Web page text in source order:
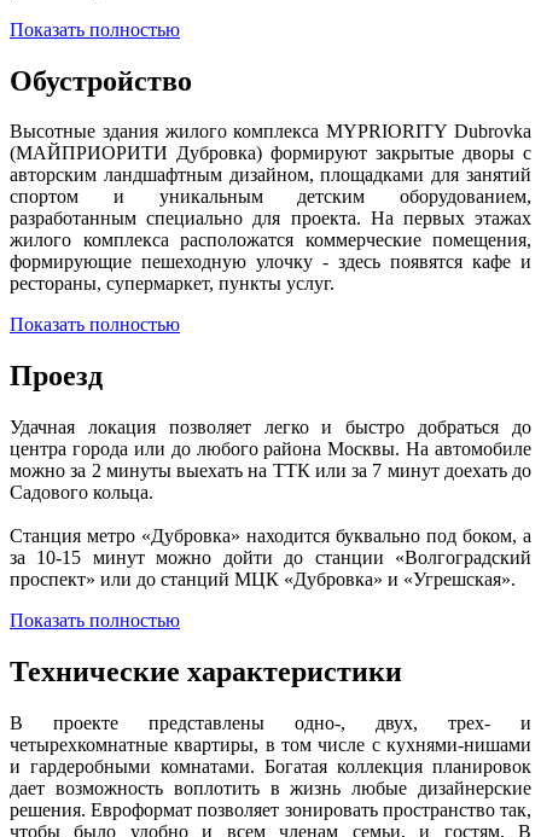
Показать полностью
Обустройство
Высотные здания жилого комплекса MYPRIORITY Dubrovka
(МАЙПРИОРИТИ Дубровка) формируют закрытые дворы с
авторским ландшафтным дизайном, площадками для занятий
спортом и уникальным детским оборудованием,
разработанным специально для проекта. На первых этажах
жилого комплекса расположатся коммерческие помещения,
формирующие пешеходную улочку - здесь появятся кафе и
рестораны, супермаркет, пункты услуг.
Показать полностью
Проезд
Удачная локация позволяет легко и быстро добраться до
центра города или до любого района Москвы. На автомобиле
можно за 2 минуты выехать на ТТК или за 7 минут доехать до
Садового кольца.
Станция метро «Дубровка» находится буквально под боком, а
за 10-15 минут можно дойти до станции «Волгоградский
проспект» или до станций МЦК «Дубровка» и «Угрешская».
Показать полностью
Технические характеристики
В проекте представлены одно-, двух, трех- и
четырехкомнатные квартиры, в том числе с кухнями-нишами
и гардеробными комнатами. Богатая коллекция планировок
дает возможность воплотить в жизнь любые дизайнерские
решения. Евроформат позволяет зонировать пространство так,
чтобы было удобно и всем членам семьи, и гостям. В